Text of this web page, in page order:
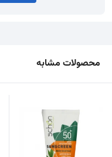
محصولات مشابه